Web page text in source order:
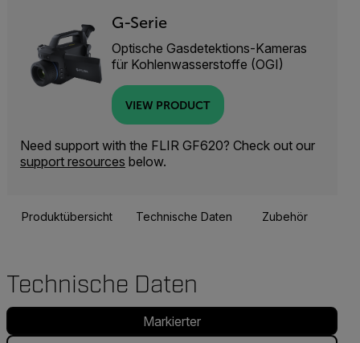
G-Serie
Optische Gasdetektions-Kameras
für Kohlenwasserstoffe (OGI)
VIEW PRODUCT
Need support with the FLIR GF620? Check out our
support resources below.
Produktübersicht Technische Daten Zubehör
Technische Daten
Markierter